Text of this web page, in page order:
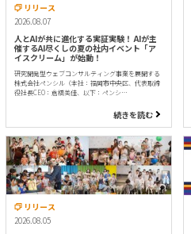
リリース
2026.08.07
人とAIが共に進化する実証実験！ AIが主
催するAI尽くしの夏の社内イベント「ア
イスクリーム」が始動！
研究開発型ウェブコンサルティング事業を展開する
株式会社ペンシル（本社：福岡市中央区、代表取締
役社長CEO：倉橋美佳、以下：ペンシ…
続きを読む
リリース
2026.08.05